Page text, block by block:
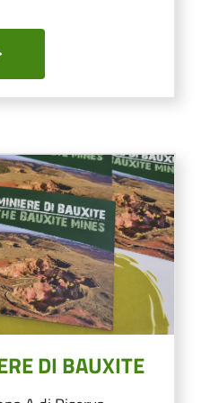
DI BAUXITE